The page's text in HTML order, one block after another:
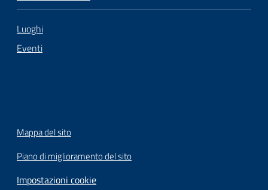
Luoghi
Eventi
Mappa del sito
Piano di miglioramento del sito
Impostazioni cookie